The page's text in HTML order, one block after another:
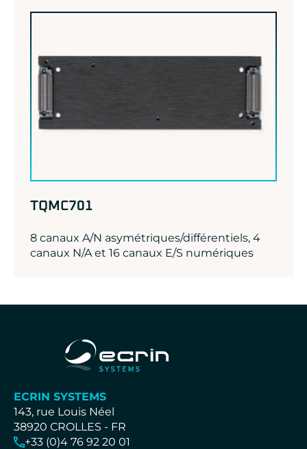
TQMC701
8 canaux A/N asymétriques/différentiels, 4
canaux N/A et 16 canaux E/S numériques
ECRIN SYSTEMS
143, rue Louis Néel
38920 CROLLES - FR
+33 (0)4 76 92 20 01